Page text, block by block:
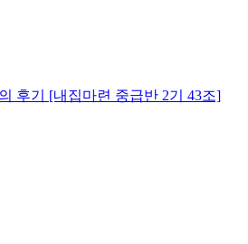
후기 [내집마련 중급반 2기 43조]